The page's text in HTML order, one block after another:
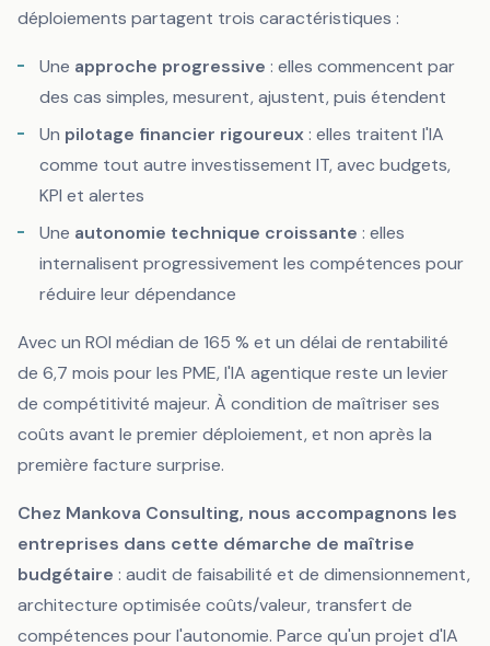
déploiements partagent trois caractéristiques :
Une approche progressive : elles commencent par
des cas simples, mesurent, ajustent, puis étendent
Un pilotage financier rigoureux: elles traitent l'IA
comme tout autre investissement IT, avec budgets,
KPI et alertes
Une autonomie technique croissante : elles
internalisent progressivement les compétences pour
réduire leur dépendance
Avec un ROI médian de 165 % et un délai de rentabilité
de 6,7 mois pour les PME, l'IA agentique reste un levier
de compétitivité majeur. À condition de maîtriser ses
coûts avant le premier déploiement, et non après la
première facture surprise.
Chez Mankova Consulting, nous accompagnons les
entreprises dans cette démarche de maîtrise
budgétaire : audit de faisabilité et de dimensionnement,
architecture optimisée coûts/valeur, transfert de
compétences pour l'autonomie. Parce qu'un projet d'IA